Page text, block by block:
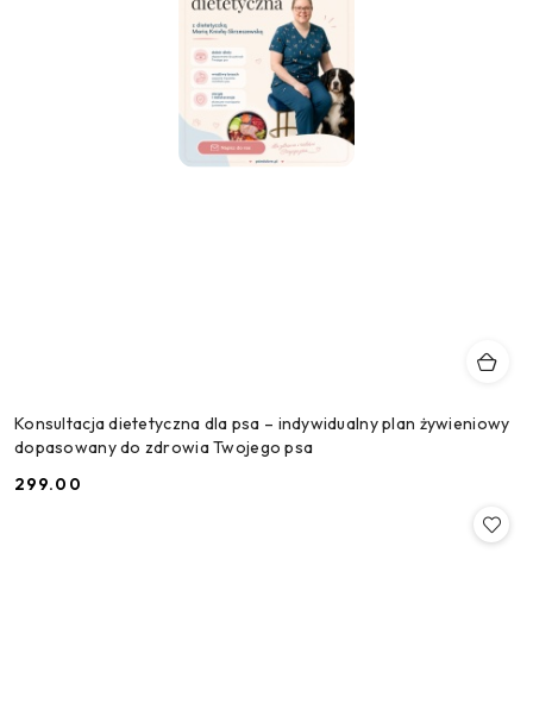
Konsultacja dietetyczna dla psa – indywidualny plan żywieniowy
dopasowany do zdrowia Twojego psa
Cena:
299.00